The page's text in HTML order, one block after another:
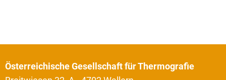
Österreichische Gesellschaft für Thermografie